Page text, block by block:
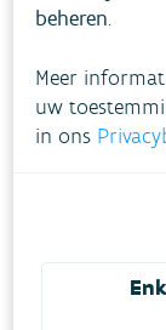
Dronebeeld
beheren.
Meer
uw
in ons